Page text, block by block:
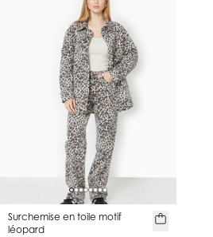
Surchemise en toile motif
léopard